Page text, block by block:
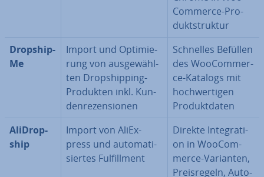
Com­mer­ce-Pro­
dukt­struk­tur
Drop­ship­
Me
Import und Op­ti­mie­
rung von aus­ge­wähl­
ten Drop­ship­ping-
Produkten inkl. Kun­
den­re­zen­sio­nen
Schnelles Befüllen
des Woo­Com­mer­
ce-Katalogs mit
hoch­wer­ti­gen
Pro­dukt­da­ten
Ali­Drop­
ship
Import von Ali­Ex­
press und au­to­ma­ti­
sier­tes Ful­fill­ment
Direkte In­te­gra­ti­
on in Woo­Com­
mer­ce-Varianten,
Preis­re­geln, Auto-